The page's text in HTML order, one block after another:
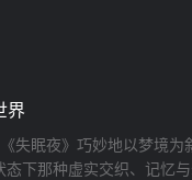
界
失眠夜》巧妙地以梦境
下那种虚实交织、记忆